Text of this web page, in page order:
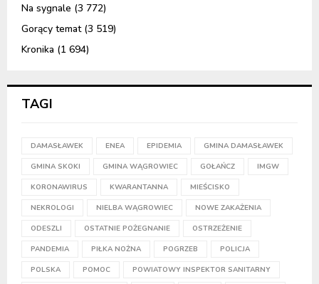
Na sygnale (3 772)
Gorący temat(3 519)
Kronika (1 694)
TAGI
DAMASŁAWEK ENEA EPIDEMIA GMINA DAMASŁAWEK
GMINA SKOKI GMINA WĄGROWIEC GOŁAŃCZ IMGW
KORONAWIRUS KWARANTANNA MIEŚCISKO
NEKROLOGI NIELBA WĄGROWIEC NOWE ZAKAŻENIA
ODESZLI OSTATNIE POŻEGNANIE OSTRZEŻENIE
PANDEMIA PIŁKA NOŻNA POGRZEB POLICJA
POLSKA POMOC POWIATOWY INSPEKTOR SANITARNY